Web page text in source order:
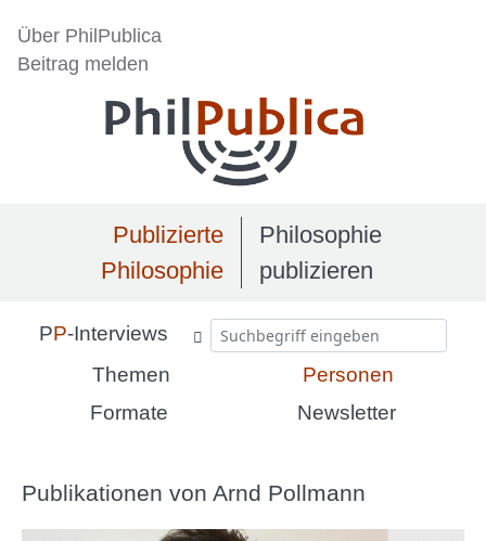
Über PhilPublica
Beitrag melden
Publizierte
Philosophie
Philosophie
publizieren
PP-Interviews
Themen
Personen
Formate
Newsletter
Publikationen von Arnd Pollmann